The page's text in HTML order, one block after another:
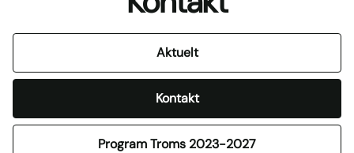
Aktuelt
Kontakt
Program Troms 2023-2027